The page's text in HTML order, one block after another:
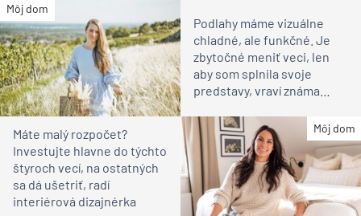
Môj dom
Podlahy máme vizuálne
chladné, ale funkčné. Je
zbytočné meniť veci, len
aby som splnila svoje
predstavy, vraví známa
Môj dom
Máte malý rozpočet?
Investujte hlavne do týchto
štyroch vecí, na ostatných
sa dá ušetriť, radí
interiérová dizajnérka